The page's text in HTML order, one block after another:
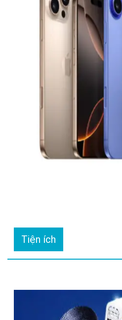
Tiện ích